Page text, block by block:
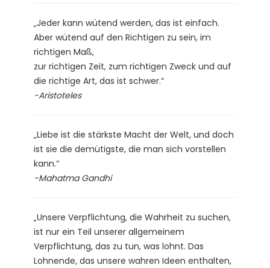
„Jeder kann wütend werden, das ist einfach.
Aber wütend auf den Richtigen zu sein, im
richtigen Maß,
zur richtigen Zeit, zum richtigen Zweck und auf
die richtige Art, das ist schwer.“
-Aristoteles
„Liebe ist die stärkste Macht der Welt, und doch
ist sie die demütigste, die man sich vorstellen
kann.“
-Mahatma Gandhi
„Unsere Verpflichtung, die Wahrheit zu suchen,
ist nur ein Teil unserer allgemeinem
Verpflichtung, das zu tun, was lohnt. Das
Lohnende, das unsere wahren Ideen enthalten,